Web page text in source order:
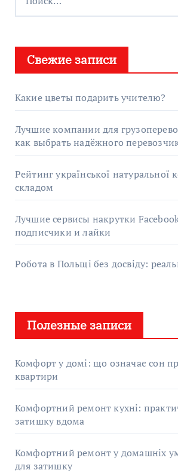
Свежие записи
Какие цветы подарить учителю?
Лучшие компании для
как выбрать надёжного
Рейтинг української натуральної
складом
Лучшие сервисы накрутки
подписчики и лайки
Робота в Польщі без досвіду:
Полезные записи
Комфорт у домі: що означає сон
квартири
Комфортний ремонт кухні:
затишку вдома
Комфортний ремонт у домашніх
для затишку